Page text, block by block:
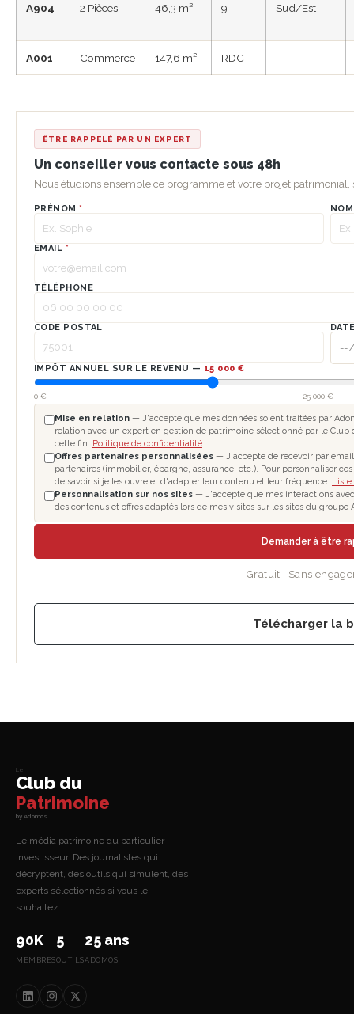
A904 2 Pièces 46,3 m² 9 Sud/Est
A001 Commerce 147,6 m² RDC —
ÊTRE RAPPELÉ PAR UN EXPERT
Un conseiller vous contacte sous 48h
Nous étudions ensemble ce programme et votre projet patrimonial,
PRÉNOM*
EMAIL *
TÉLÉPHONE
CODE POSTAL
IMPÔT ANNUEL SUR LE REVENU — 15 000 €
0 € 25 000 €
Mise en relation — J'accepte que mes données soient traitées par
relation avec un expert en gestion de patrimoine sélectionné par le
cette fin. Politique de confidentialité
Offres partenaires personnalisées — J'accepte de recevoir par email
partenaires (immobilier, épargne, assurance, etc.). Pour personnaliser
de savoir si je les ouvre et d'adapter leur contenu et leur fréquence. Liste
Personnalisation sur nos sites — J'accepte que mes interactions
des contenus et offres adaptés lors de mes visites sur les sites du groupe
Demander à être
Gratuit · Sans
Télécharger la
Le
Club du
Patrimoine
by Adomos
Le média patrimoine du particulier
investisseur. Des journalistes qui
décryptent, des outils qui simulent, des
experts sélectionnés si vous le
souhaitez.
90K
MEMBRES
5
OUTILS
25 ans
ADOMOS